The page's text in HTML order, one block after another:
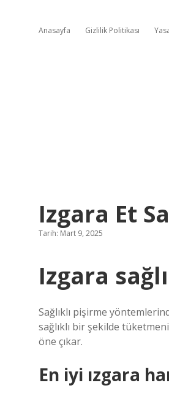
Anasayfa Gizlilik Politikası
Izgara Et
Tarih: Mart 9, 2025
Izgara
Sağlıklı pişirme
sağlıklı bir şekilde
öne çıkar.
En iyi ızgara